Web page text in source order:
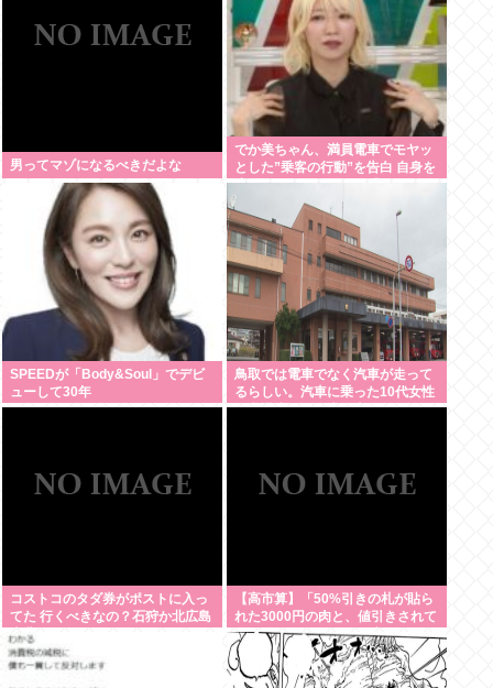
男ってマゾになるべきだよな
でか美ちゃん、満員電車でモヤッ
とした”乗客の行動”を告白 自身を
扇子などであおぐ人に「オイニー
がつらくて…」
SPEEDが「Body&Soul」でデビ
ューして30年
鳥取では電車でなく汽車が走って
るらしい。汽車に乗った10代女性
が意識失う。汽車汽車ぽっぽぽっ
コストコのタダ券がポストに入っ
てた 行くべきなの？石狩か北広島
大曲だよな
【高市算】「50%引きの札が貼ら
れた3000円の肉と、値引きされて
いない1000円の肉では安いのはど
ちらか」父の答え「50%引きの
肉」